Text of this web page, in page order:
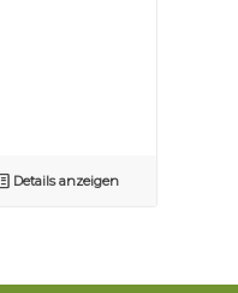
Details anzeigen